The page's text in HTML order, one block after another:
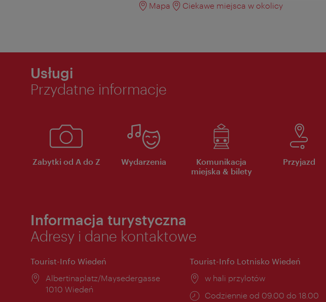
Mapa
Ciekawe miejsca w okolicy
Usługi
Przydatne informacje
Zabytki od A do Z Wydarzenia
Komunikacja
miejska & bilety
Przyjazd
Informacja turystyczna
Adresy i dane kontaktowe
Tourist-Info Wiedeń
Miejsce:
Albertinaplatz/Maysedergasse
1010 Wiedeń
Tourist-Info Lotnisko Wiedeń
Miejsce:
w hali przylotów
Godziny
Codziennie od 09.00 do 18.00